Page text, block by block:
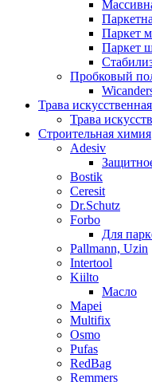
Паркет
Паркет
Пробковый
Трава искусственная
Трава
Строительная химия
Adesiv
Bostik
Ceresit
Dr.Schutz
Forbo
Для
Pallmann, Uzin
Intertool
Kiilto
Масло
Mapei
Multifix
Osmo
Pufas
RedBag
Remmers